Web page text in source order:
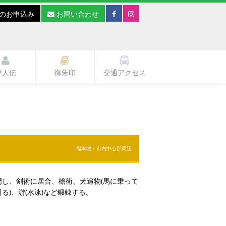
お申込み お問い合わせ
人伝 御朱印 交通アクセス
熊本城・市内中心部周辺
、剣術に居合、槍術、犬追物(馬に乗って
)、游(水泳)など鍛錬する。